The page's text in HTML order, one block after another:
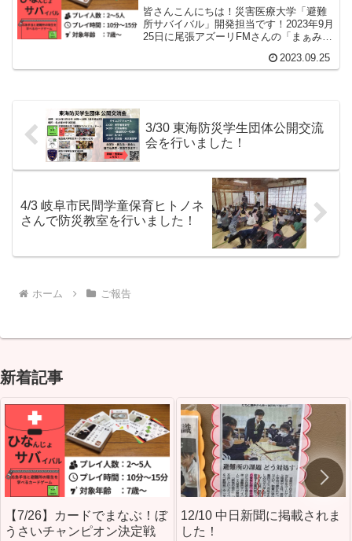
皆さんこんにちは！災害医療大学「避難
所サバイバル」開発担当です！2023年9月
25日に尾張アズーリFMさんの「まぁみぃ
ました！初めてのライブのような配信で
ちょっと緊張しましたが、とても楽しく
2023.09.25
3/30 東海防災学生団体公開交流
会を行いました！
4/3 岐阜市民間学童保育ヒトノネ
さんで防災教室を行いました！
ホーム ご報告
新着記事
【7/26】カードでまなぶ！ぼ
うさいチャンピオン決定戦
12/10 中日新聞に掲載されま
した！